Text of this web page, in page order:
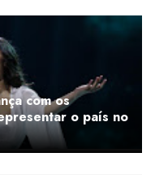
com os
o país no